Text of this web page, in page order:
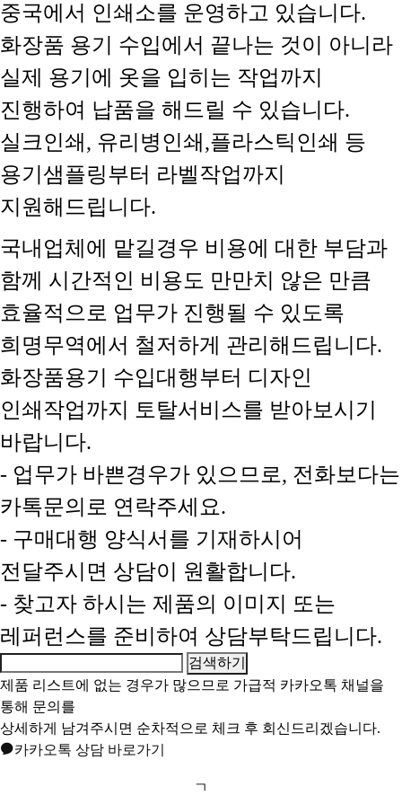
중국에서 인쇄소를 운영하고 있습니다.
화장품 용기 수입에서 끝나는 것이 아니라
실제 용기에 옷을 입히는 작업까지
진행하여 납품을 해드릴 수 있습니다.
실크인쇄, 유리병인쇄,플라스틱인쇄 등
용기샘플링부터 라벨작업까지
지원해드립니다.
국내업체에 맡길경우 비용에 대한 부담과
함께 시간적인 비용도 만만치 않은 만큼
효율적으로 업무가 진행될 수 있도록
희명무역에서 철저하게 관리해드립니다.
화장품용기 수입대행부터 디자인
인쇄작업까지 토탈서비스를 받아보시기
바랍니다.
- 업무가 바쁜경우가 있으므로, 전화보다는
카톡문의로 연락주세요.
- 구매대행 양식서를 기재하시어
전달주시면 상담이 원활합니다.
- 찾고자 하시는 제품의 이미지 또는
레퍼런스를 준비하여 상담부탁드립니다.
제품 리스트에 없는 경우가 많으므로 가급적 카카오톡 채널을
통해 문의를
상세하게 남겨주시면 순차적으로 체크 후 회신드리겠습니다.
카카오톡 상담 바로가기
ㄱ